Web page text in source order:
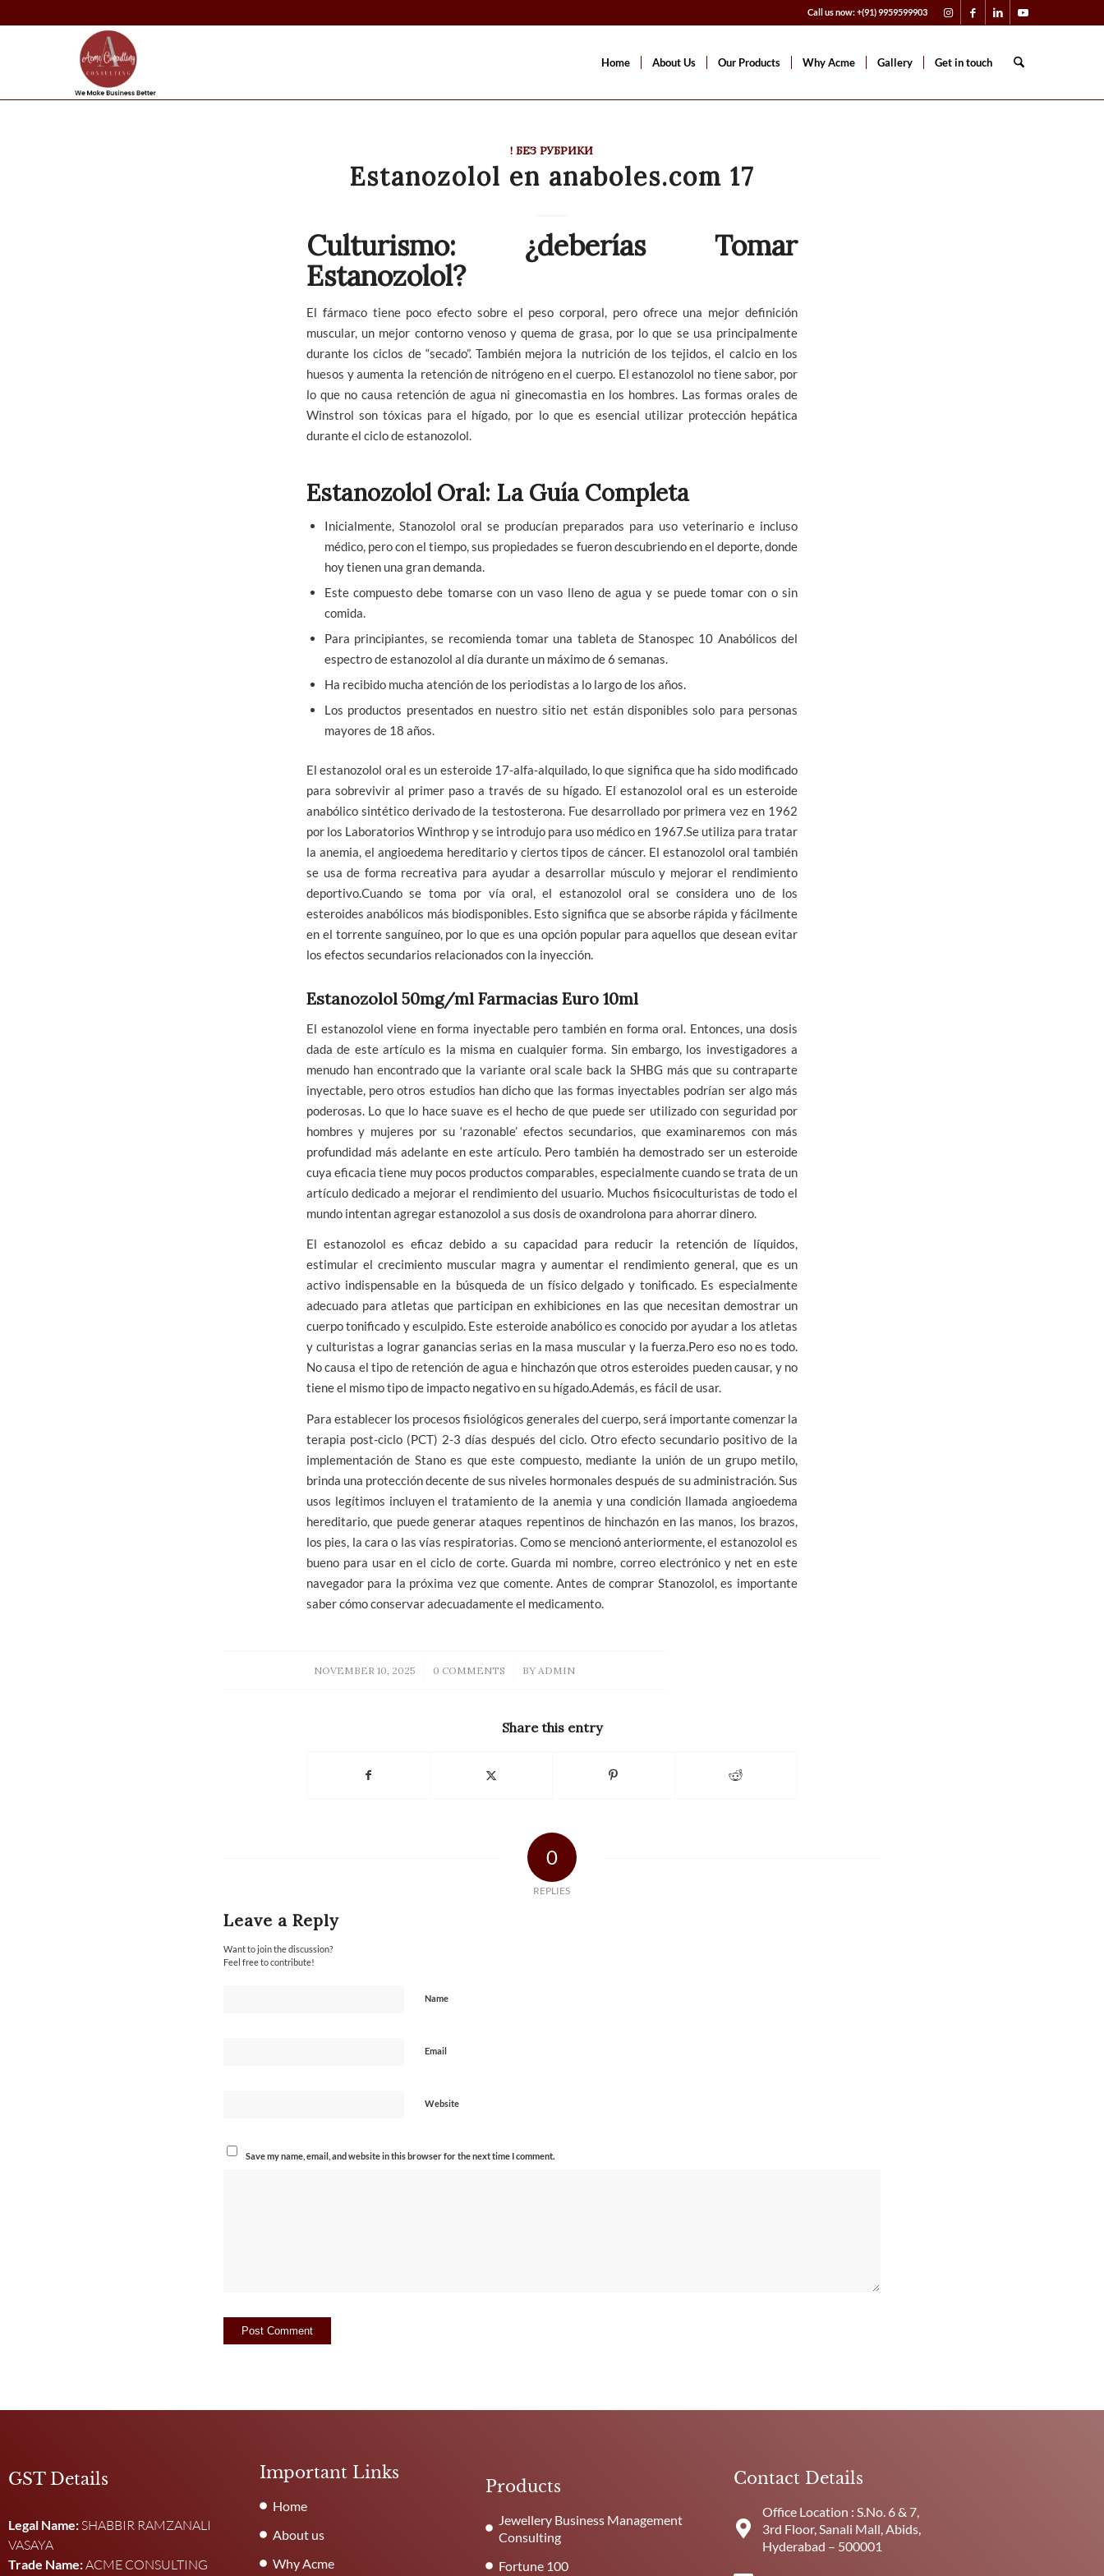
Call us now: +(91) 9959599903
Home About Us Our Products Why Acme Gallery Get in touch
! БЕЗ РУБРИКИ
Estanozolol en anaboles.com 17
Culturismo: ¿deberías Tomar
Estanozolol?
El fármaco tiene poco efecto sobre el peso corporal, pero ofrece una mejor definición
muscular, un mejor contorno venoso y quema de grasa, por lo que se usa principalmente
durante los ciclos de “secado”. También mejora la nutrición de los tejidos, el calcio en los
huesos y aumenta la retención de nitrógeno en el cuerpo. El estanozolol no tiene sabor, por
lo que no causa retención de agua ni ginecomastia en los hombres. Las formas orales de
Winstrol son tóxicas para el hígado, por lo que es esencial utilizar protección hepática
durante el ciclo de estanozolol.
Estanozolol Oral: La Guía Completa
Inicialmente, Stanozolol oral se producían preparados para uso veterinario e incluso
médico, pero con el tiempo, sus propiedades se fueron descubriendo en el deporte, donde
hoy tienen una gran demanda.
Este compuesto debe tomarse con un vaso lleno de agua y se puede tomar con o sin
comida.
Para principiantes, se recomienda tomar una tableta de Stanospec 10 Anabólicos del
espectro de estanozolol al día durante un máximo de 6 semanas.
Ha recibido mucha atención de los periodistas a lo largo de los años.
Los productos presentados en nuestro sitio net están disponibles solo para personas
mayores de 18 años.
El estanozolol oral es un esteroide 17-alfa-alquilado, lo que significa que ha sido modificado
para sobrevivir al primer paso a través de su hígado. El estanozolol oral es un esteroide
anabólico sintético derivado de la testosterona. Fue desarrollado por primera vez en 1962
por los Laboratorios Winthrop y se introdujo para uso médico en 1967.Se utiliza para tratar
la anemia, el angioedema hereditario y ciertos tipos de cáncer. El estanozolol oral también
se usa de forma recreativa para ayudar a desarrollar músculo y mejorar el rendimiento
deportivo.Cuando se toma por vía oral, el estanozolol oral se considera uno de los
esteroides anabólicos más biodisponibles. Esto significa que se absorbe rápida y fácilmente
en el torrente sanguíneo, por lo que es una opción popular para aquellos que desean evitar
los efectos secundarios relacionados con la inyección.
Estanozolol 50mg/ml Farmacias Euro 10ml
El estanozolol viene en forma inyectable pero también en forma oral. Entonces, una dosis
dada de este artículo es la misma en cualquier forma. Sin embargo, los investigadores a
menudo han encontrado que la variante oral scale back la SHBG más que su contraparte
inyectable, pero otros estudios han dicho que las formas inyectables podrían ser algo más
poderosas. Lo que lo hace suave es el hecho de que puede ser utilizado con seguridad por
hombres y mujeres por su ‘razonable’ efectos secundarios, que examinaremos con más
profundidad más adelante en este artículo. Pero también ha demostrado ser un esteroide
cuya eficacia tiene muy pocos productos comparables, especialmente cuando se trata de un
artículo dedicado a mejorar el rendimiento del usuario. Muchos fisicoculturistas de todo el
mundo intentan agregar estanozolol a sus dosis de oxandrolona para ahorrar dinero.
El estanozolol es eficaz debido a su capacidad para reducir la retención de líquidos,
estimular el crecimiento muscular magra y aumentar el rendimiento general, que es un
activo indispensable en la búsqueda de un físico delgado y tonificado. Es especialmente
adecuado para atletas que participan en exhibiciones en las que necesitan demostrar un
cuerpo tonificado y esculpido. Este esteroide anabólico es conocido por ayudar a los atletas
y culturistas a lograr ganancias serias en la masa muscular y la fuerza.Pero eso no es todo.
No causa el tipo de retención de agua e hinchazón que otros esteroides pueden causar, y no
tiene el mismo tipo de impacto negativo en su hígado.Además, es fácil de usar.
Para establecer los procesos fisiológicos generales del cuerpo, será importante comenzar la
terapia post-ciclo (PCT) 2-3 días después del ciclo. Otro efecto secundario positivo de la
implementación de Stano es que este compuesto, mediante la unión de un grupo metilo,
brinda una protección decente de sus niveles hormonales después de su administración. Sus
usos legítimos incluyen el tratamiento de la anemia y una condición llamada angioedema
hereditario, que puede generar ataques repentinos de hinchazón en las manos, los brazos,
los pies, la cara o las vías respiratorias. Como se mencionó anteriormente, el estanozolol es
bueno para usar en el ciclo de corte. Guarda mi nombre, correo electrónico y net en este
navegador para la próxima vez que comente. Antes de comprar Stanozolol, es importante
saber cómo conservar adecuadamente el medicamento.
NOVEMBER 10, 2025
/ 0 COMMENTS
/ BY ADMIN
Share this entry
0
REPLIES
Leave a Reply
Want to join the discussion?
Feel free to contribute!
Name
Email
Website
Save my name, email, and website in this browser for the next time I comment.
GST Details
Legal Name: SHABBIR RAMZANALI
VASAYA
Trade Name:ACME CONSULTING
Important Links
Home
About us
Why Acme
Products
Jewellery Business Management
Consulting
Fortune 100
Contact Details
Office Location : S.No. 6 & 7,
3rd Floor, Sanali Mall, Abids,
Hyderabad – 500001